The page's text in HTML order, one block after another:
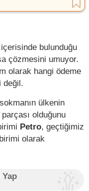
bulunduğu
çözmesini umuyor.
olarak hangi ödeme
değil.
ülkenin
olduğunu
Petro, geçtiğimiz
olarak